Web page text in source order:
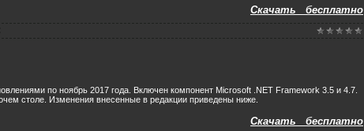
Скачать бесплатно
по ноябрь 2017 года. Включен компонент Microsoft .NET Framework 3.5 и 4.7.
столе. Изменения внесенные в редакции приведены ниже.
Скачать бесплатно